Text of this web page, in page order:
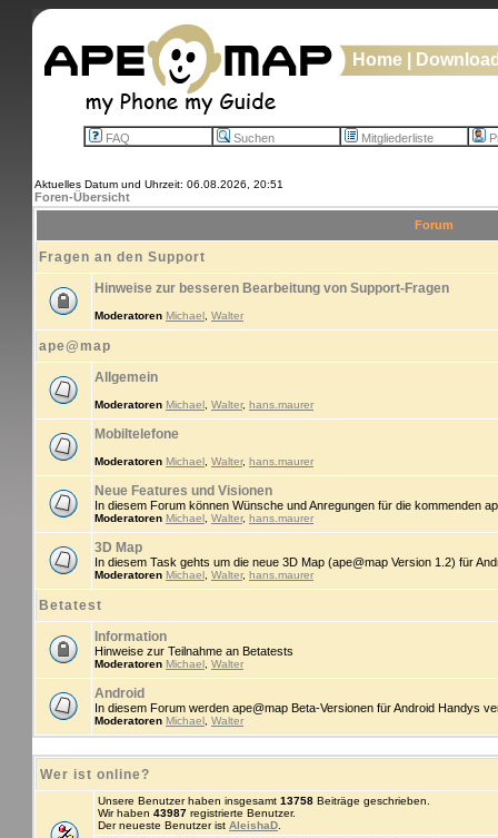
Home
FAQ Suchen Mitgliederliste
Aktuelles Datum und Uhrzeit: 06.08.2026, 20:51
Foren-Übersicht
Forum
Fragen an den Support
Hinweise zur besseren Bearbeitung von Support-Fragen
Moderatoren Michael Walter
ape@map
Allgemein
Moderatoren Michael Walter, hans.maurer
Mobiltelefone
Moderatoren Michael Walter, hans.maurer
Neue Features und Visionen
In diesem Forum können Wünsche und Anregungen für die kommenden
Moderatoren Michael Walter, hans.maurer
3D Map
In diesem Task gehts um die neue 3D Map (ape@map Version 1.2) für
Moderatoren Michael Walter, hans.maurer
Betatest
Information
Hinweise zur Teilnahme an Betatests
Moderatoren Michael Walter
Android
In diesem Forum werden ape@map Beta-Versionen für Android Handys
Moderatoren Michael Walter
Wer ist online?
Unsere Benutzer haben insgesamt 13758 Beiträge geschrieben.
Wir haben 43987 registrierte Benutzer.
Der neueste Benutzer ist AleishaD